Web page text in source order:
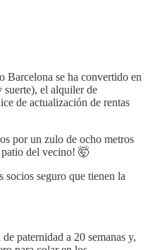
Barcelona se ha convertido en
suerte), el alquiler de
de actualización de rentas
por un zulo de ocho metros
patio del vecino! 🤯
socios seguro que tienen la
paternidad a 20 semanas y,